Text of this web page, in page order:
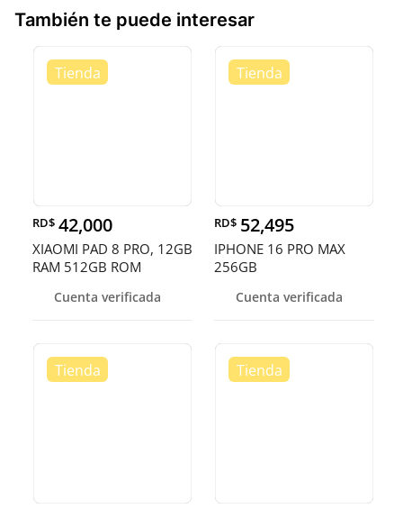
También te puede interesar
RD$ 42,000
XIAOMI PAD 8 PRO, 12GB
RAM 512GB ROM
Cuenta verificada
RD$ 52,495
IPHONE 16 PRO MAX
256GB
FABCuenta verificada